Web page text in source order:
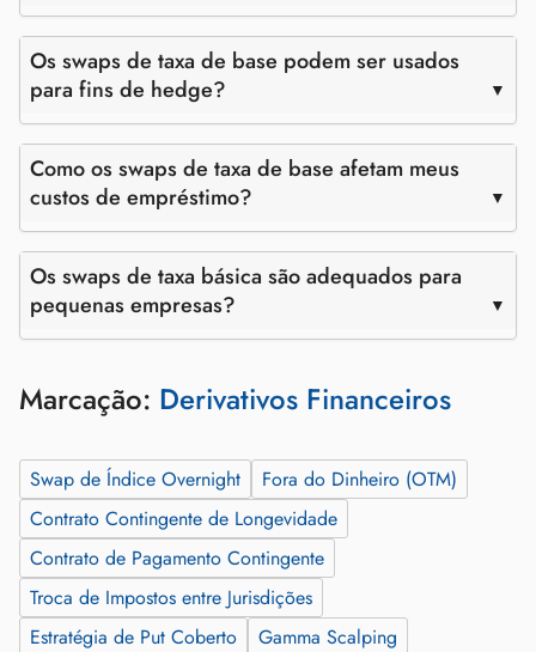
Os swaps de taxa de base podem ser usados
para fins de hedge?
Como os swaps de taxa de base afetam meus
custos de empréstimo?
Os swaps de taxa básica são adequados para
pequenas empresas?
Marcação: Derivativos Financeiros
Swap de Índice Overnight
Fora do Dinheiro (OTM)
Contrato Contingente de Longevidade
Contrato de Pagamento Contingente
Troca de Impostos entre Jurisdições
Estratégia de Put Coberto
Gamma Scalping